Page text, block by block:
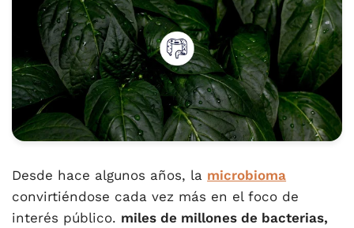
Desde hace algunos años, la microbioma
convirtiéndose cada vez más en el foco de
interés público. miles de millones de bacterias,